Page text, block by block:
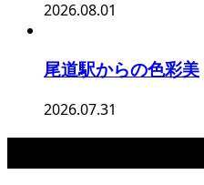
2026.08.01
尾道駅からの色彩美
2026.07.31